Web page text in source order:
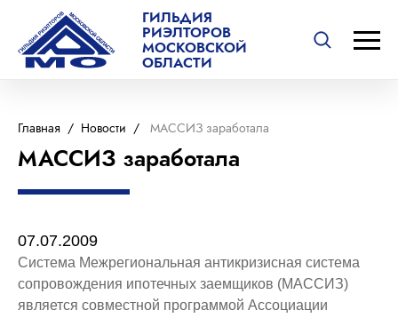
ГИЛЬДИЯ
РИЭЛТОРОВ
МОСКОВСКОЙ
ОБЛАСТИ
Главная / Новости / МАССИЗ заработала
МАССИЗ заработала
07.07.2009
Система Mежрегиональная антикризисная система
сопровождения ипотечных заемщиков (МАССИЗ)
является совместной программой Ассоциации